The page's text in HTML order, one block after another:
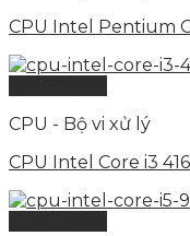
CPU Intel Pentium
CPU - Bộ vi xử lý
CPU Intel Core i3